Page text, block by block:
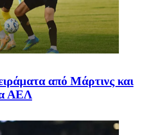
από Μάρτινς και
ΑΕΛ